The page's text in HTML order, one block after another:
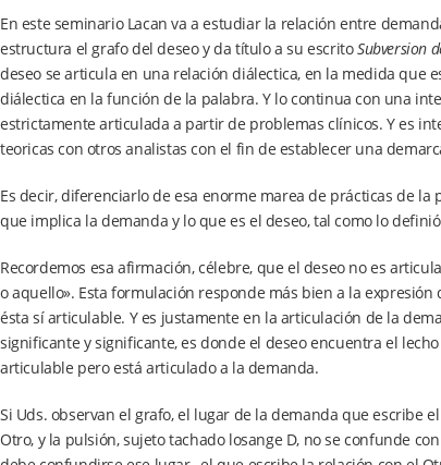
En este seminario Lacan va a estudiar la relación entre
estructura el grafo del deseo y da título a su escritoSubversion
deseo se articula en una relación diálectica, en la medida
diálectica en la función de la palabra. Y lo continua con una
estrictamente articulada a partir de problemas clínicos. Y es
teoricas con otros analistas con el fin de establecer una
Es decir, diferenciarlo de esa enorme marea de prácticas de
que implica la demanda y lo que es el deseo, tal como lo
Recordemos esa afirmación, célebre, que el deseo no es
o aquello». Esta formulación responde más bien a la
ésta sí articulable. Y es justamente en la articulación de la
significante y significante, es donde el deseo encuentra el
articulable pero está articulado a la demanda.
Si Uds. observan el grafo, el lugar de la demanda que escribe
Otro, y la pulsión, sujeto tachado losange D, no se confunde